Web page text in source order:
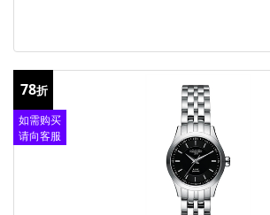
78折
如需购买
请向客服